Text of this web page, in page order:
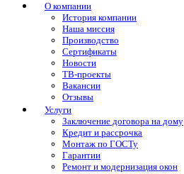
О компании
История компании
Наша миссия
Производство
Сертификаты
Новости
ТВ-проекты
Вакансии
Отзывы
Услуги
Заключение договора на дому
Кредит и рассрочка
Монтаж по ГОСТу
Гарантии
Ремонт и модернизация окон